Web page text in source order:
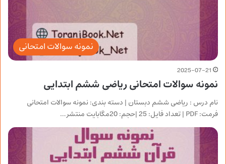
نمونه سوالات امتحانی
2025-07-21
نمونه سوالات امتحانی ریاضی ششم ابتدایی
نام درس : ریاضی ششم دبستان | دسته بندی: نمونه سوالات امتحانی
فرمت: PDF | تعداد فایل: 25 |حجم: 20مگابایت منتشر…